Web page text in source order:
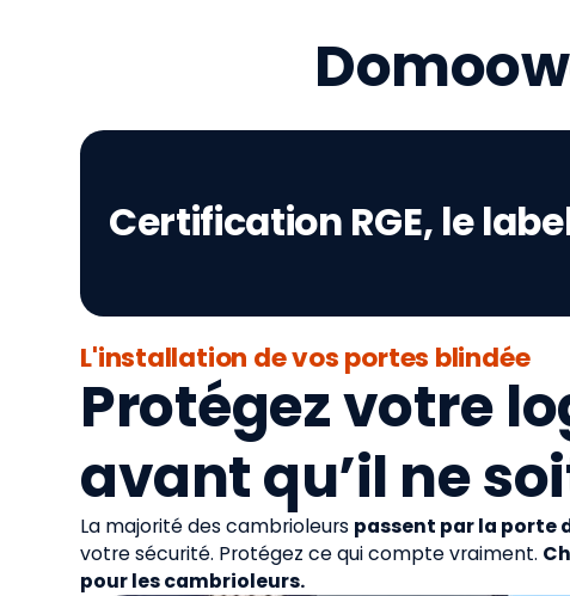
Certification RGE, le
L'installation de vos portes blindée
Protégez votre
avant qu’il ne
La majorité des cambrioleurs passent par la porte
votre sécurité. Protégez ce qui compte vraiment.
pour les cambrioleurs.